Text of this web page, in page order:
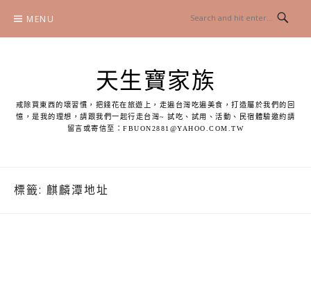
content
MENU
天生寶家族
戒除買東西的壞習慣，把錢花在旅遊上，走遍台灣吃遍美食，打造屬於我們的回
憶，是我的理想，請跟我們一起行走台灣~ 試吃、試用、活動、民宿體驗邀約請
留言或寄信至：FBUON2881@YAHOO.COM.TW
標籤: 麒麟潭地址